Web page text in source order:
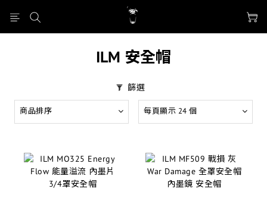
ILM 安全帽
篩選
商品排序 每頁顯示 24 個